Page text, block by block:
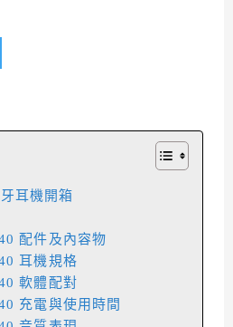
耳機開箱
配件及內容物
耳機規格
軟體配對
充電與使用時間